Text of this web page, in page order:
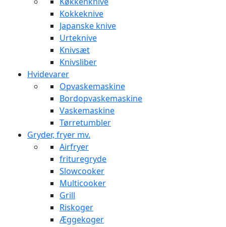
Kokkeknive
Japanske knive
Urteknive
Knivsæt
Knivsliber
Hvidevarer
Opvaskemaskine
Bordopvaskemaskine
Vaskemaskine
Tørretumbler
Gryder, fryer mv.
Airfryer
frituregryde
Slowcooker
Multicooker
Grill
Riskoger
Æggekoger